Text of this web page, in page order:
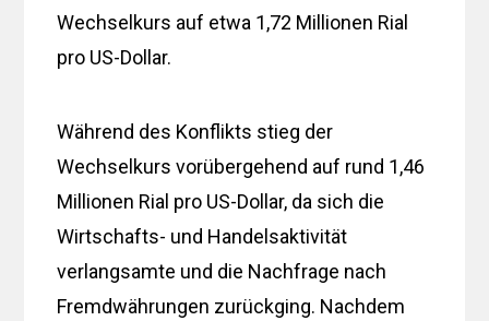
Wechselkurs auf etwa 1,72 Millionen Rial
pro US-Dollar.
Während des Konflikts stieg der
Wechselkurs vorübergehend auf rund 1,46
Millionen Rial pro US-Dollar, da sich die
Wirtschafts- und Handelsaktivität
verlangsamte und die Nachfrage nach
Fremdwährungen zurückging. Nachdem